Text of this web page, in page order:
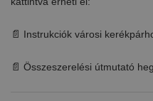
📄 Instrukciók városi
📄 Összeszerelési útmutató